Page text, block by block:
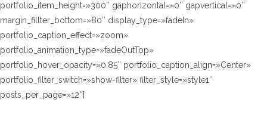
portfolio_item_height=»300″ gaphorizontal=»0″ gapvertical=»0″
margin_fillter_bottom=»80″ display_type=»fadeIn»
portfolio_caption_effect=»zoom»
portfolio_animation_type=»fadeOutTop»
portfolio_hover_opacity=»0.85″ portfolio_caption_align=»Center»
portfolio_filter_switch=»show-filter» filter_style=»style1″
posts_per_page=»12″]